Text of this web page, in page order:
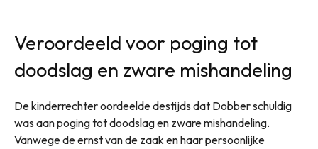
Veroordeeld voor poging tot
doodslag en zware mishandeling
De kinderrechter oordeelde destijds dat Dobber schuldig
was aan poging tot doodslag en zware mishandeling.
Vanwege de ernst van de zaak en haar persoonlijke